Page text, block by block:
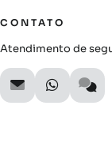
CONTATO
Atendimento de